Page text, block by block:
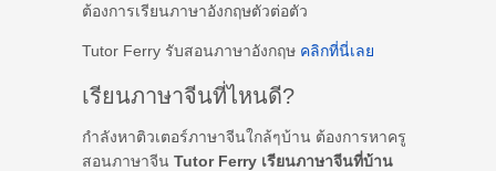
ต้องการเรียนภาษาอังกฤษตัวต่อตัว
Tutor Ferry รับสอนภาษาอังกฤษ คลิกที่นี่เลย
เรียนภาษาจีนที่ไหนดี?
กำลังหาติวเตอร์ภาษาจีนใกล้ๆบ้าน ต้องการหาครู
สอนภาษาจีน Tutor Ferry เรียนภาษาจีนที่บ้าน